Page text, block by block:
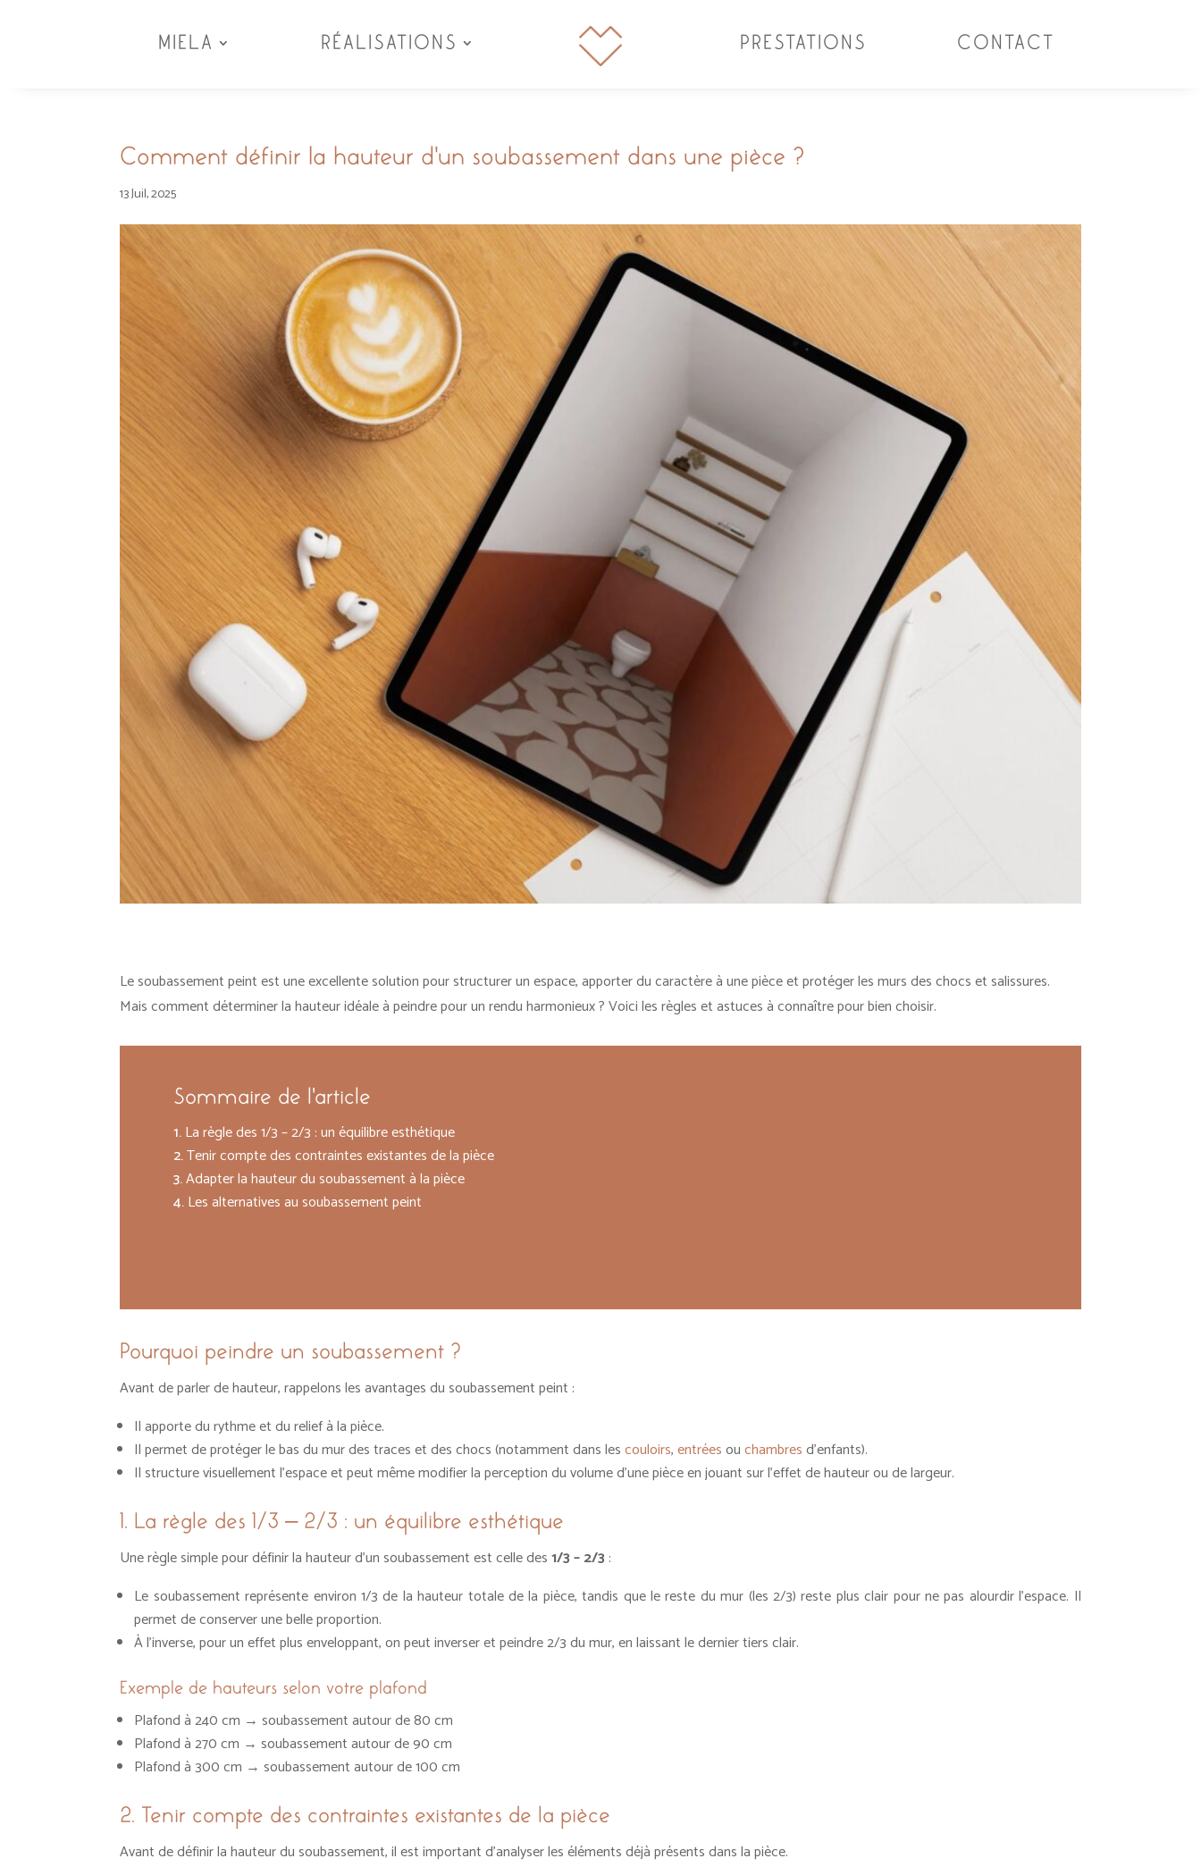
MIELA RÉALISATIONS PRESTATIONS CONTACT
Comment définir la hauteur d’un soubassement dans une pièce ?
13 Juil, 2025
Le soubassement peint est une excellente solution pour structurer un espace, apporter du caractère à une pièce et protéger les murs des chocs et salissures.
Mais comment déterminer la hauteur idéale à peindre pour un rendu harmonieux ? Voici les règles et astuces à connaître pour bien choisir.
Sommaire de l'article
La règle des 1/3 – 2/3 : un équilibre esthétique
Tenir compte des contraintes existantes de la pièce
Adapter la hauteur du soubassement à la pièce
Les alternatives au soubassement peint
Pourquoi peindre un soubassement ?
Avant de parler de hauteur, rappelons les avantages du soubassement peint :
Il apporte du rythme et du relief à la pièce.
Il permet de protéger le bas du mur des traces et des chocs (notamment dans lescouloirs,entréesouchambresd’enfants).
Il structure visuellement l’espace et peut même modifier la perception du volume d’une pièce en jouant sur l’effet de hauteur ou de largeur.
1. La règle des 1/3 – 2/3 : un équilibre esthétique
Une règle simple pour définir la hauteur d’un soubassement est celle des1/3 – 2/3 :
Le soubassement représente environ 1/3 de la hauteur totale de la pièce, tandis que le reste du mur (les 2/3) reste plus clair pour ne pas alourdir l’espace. Il
permet de conserver une belle proportion.
À l’inverse, pour un effet plus enveloppant, on peut inverser et peindre 2/3 du mur, en laissant le dernier tiers clair.
Exemple de hauteurs selon votre plafond
Plafond à 240 cm → soubassement autour de 80 cm
Plafond à 270 cm → soubassement autour de 90 cm
Plafond à 300 cm → soubassement autour de 100 cm
2. Tenir compte des contraintes existantes de la pièce
Avant de définir la hauteur du soubassement, il est important d’analyser les éléments déjà présents dans la pièce.